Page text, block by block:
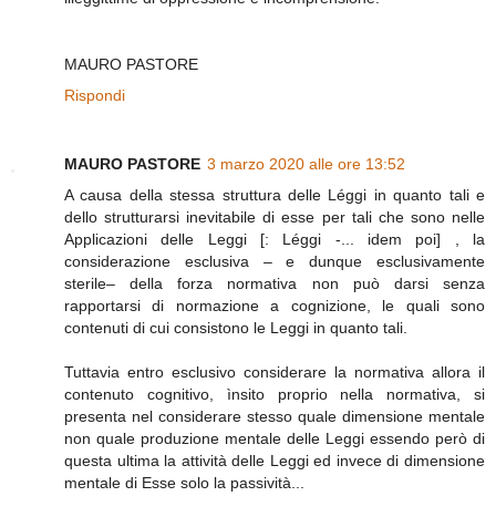
MAURO PASTORE
Rispondi
MAURO PASTORE 3 marzo 2020 alle ore 13:52
A causa della stessa struttura delle Léggi in quanto tali e
dello strutturarsi inevitabile di esse per tali che sono nelle
Applicazioni delle Leggi [: Léggi -... idem poi] , la
considerazione esclusiva – e dunque esclusivamente
sterile– della forza normativa non può darsi senza
rapportarsi di normazione a cognizione, le quali sono
contenuti di cui consistono le Leggi in quanto tali.
Tuttavia entro esclusivo considerare la normativa allora il
contenuto cognitivo, ìnsito proprio nella normativa, si
presenta nel considerare stesso quale dimensione mentale
non quale produzione mentale delle Leggi essendo però di
questa ultima la attività delle Leggi ed invece di dimensione
mentale di Esse solo la passività...